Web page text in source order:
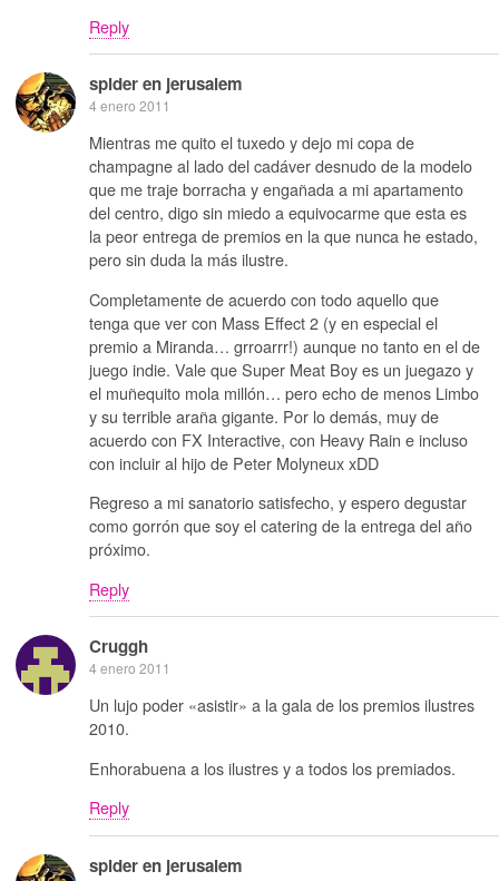
Reply
spider en jerusalem
4 enero 2011
Mientras me quito el tuxedo y dejo mi copa de
champagne al lado del cadáver desnudo de la modelo
que me traje borracha y engañada a mi apartamento
del centro, digo sin miedo a equivocarme que esta es
la peor entrega de premios en la que nunca he estado,
pero sin duda la más ilustre.
Completamente de acuerdo con todo aquello que
tenga que ver con Mass Effect 2 (y en especial el
premio a Miranda… grroarrr!) aunque no tanto en el de
juego indie. Vale que Super Meat Boy es un juegazo y
el muñequito mola millón… pero echo de menos Limbo
y su terrible araña gigante. Por lo demás, muy de
acuerdo con FX Interactive, con Heavy Rain e incluso
con incluir al hijo de Peter Molyneux xDD
Regreso a mi sanatorio satisfecho, y espero degustar
como gorrón que soy el catering de la entrega del año
próximo.
Reply
Cruggh
4 enero 2011
Un lujo poder «asistir» a la gala de los premios ilustres
2010.
Enhorabuena a los ilustres y a todos los premiados.
Reply
spider en jerusalem